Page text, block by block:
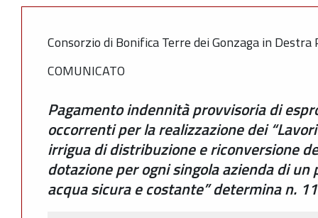
Consorzio di Bonifica Terre dei Gonzaga in Destra
COMUNICATO
Pagamento indennità provvisoria di
occorrenti per la realizzazione dei
irrigua di distribuzione e riconversione
dotazione per ogni singola azienda di
acqua sicura e costante” determina n.